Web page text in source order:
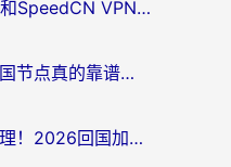
雷神手游VPN好用吗？和SpeedCN VPN对比哪个回国效果更好？海外党亲测3款加速器+避坑指南
海外党别踩坑：免费回国节点真的靠谱吗？教你选对加速器无缝访问国内资源
海外党别再踩坑免费代理！2026回国加速器全攻略：从选线到避坑，无缝访问国内资源